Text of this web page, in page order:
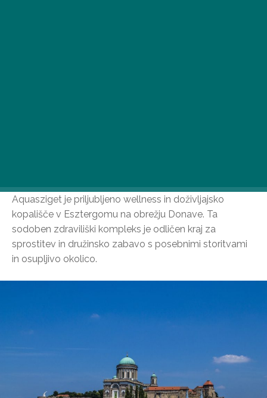
Aquasziget je priljubljeno wellness in doživljajsko
kopališče v Esztergomu na obrežju Donave. Ta
sodoben zdraviliški kompleks je odličen kraj za
sprostitev in družinsko zabavo s posebnimi storitvami
in osupljivo okolico.